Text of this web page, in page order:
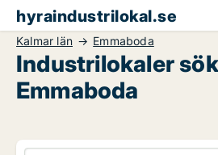
hyraindustrilokal.se
Kalmar län Emmaboda
Industrilokaler
Emmaboda